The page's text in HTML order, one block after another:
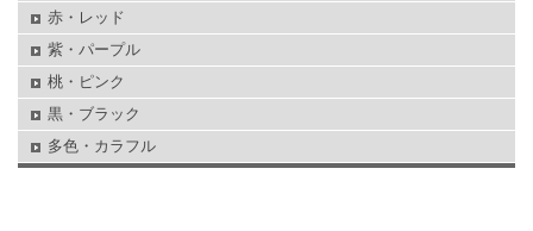
赤・レッド
紫・パープル
桃・ピンク
黒・ブラック
多色・カラフル